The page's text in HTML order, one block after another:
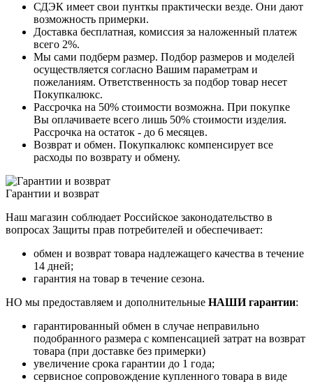
СДЭК имеет свои пунткы практически везде. Они дают
возможность примерки.
Доставка бесплатная, комиссия за наложенный платеж
всего 2%.
Мы сами подберм размер. Подбор размеров и моделей
осуществляется согласно Вашим параметрам и
пожеланиям. Ответственность за подбор товар несет
Покупкалюкс.
Рассрочка на 50% стоимости возможна. При покупке
Вы оплачиваете всего лишь 50% стоимости изделия.
Рассрочка на остаток - до 6 месяцев.
Возврат и обмен. Покупкалюкс компенсирует все
расходы по возврату и обмену.
Гарантии и возврат
Наш магазин соблюдает Российское законодательство в
вопросах Защиты прав потребителей и обеспечивает:
обмен и возврат товара надлежащего качества в течение
14 дней;
гарантия на товар в течение сезона.
НО мы предоставляем и дополнительные НАШИ гарантии:
гарантированный обмен в случае неправильно
подобранного размера с компенсацией затрат на возврат
товара (при доставке без примерки)
увеличение срока гарантии до 1 года;
сервисное сопровождение купленного товара в виде